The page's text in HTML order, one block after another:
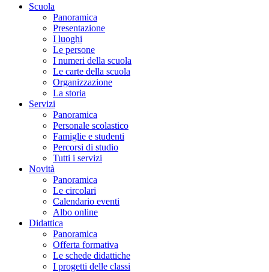
Scuola
Panoramica
Presentazione
I luoghi
Le persone
I numeri della scuola
Le carte della scuola
Organizzazione
La storia
Servizi
Panoramica
Personale scolastico
Famiglie e studenti
Percorsi di studio
Tutti i servizi
Novità
Panoramica
Le circolari
Calendario eventi
Albo online
Didattica
Panoramica
Offerta formativa
Le schede didattiche
I progetti delle classi